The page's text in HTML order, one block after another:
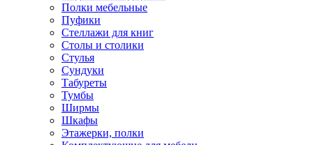
Полки мебельные
Пуфики
Стеллажи для книг
Столы и столики
Стулья
Сундуки
Табуреты
Тумбы
Ширмы
Шкафы
Этажерки, полки